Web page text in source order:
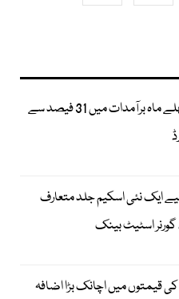
مالی سال کے پہلے ماہ برآمدات میں 31 فیصد سے
ایک نئی اسکیم جلد متعارف
اسٹیٹ بینک
قیمتوں میں اچانک بڑا اضافہ